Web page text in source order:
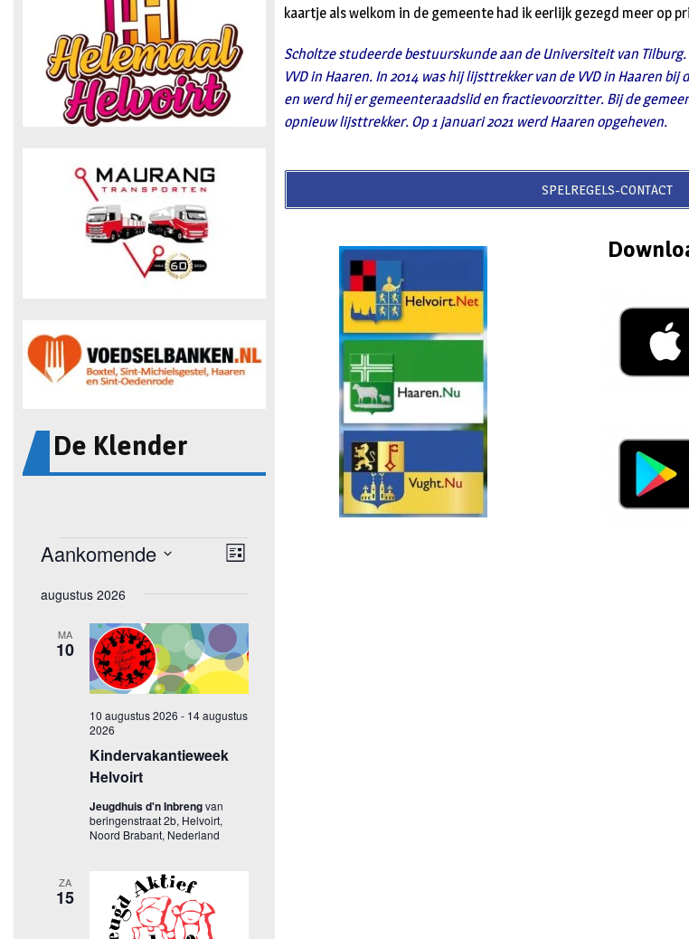
De Klender
kaartje als welkom in de gemeente had ik eerlijk gezegd meer op
Scholtze studeerde bestuurskunde aan de Universiteit van
VVD in Haaren. In 2014 was hij lijsttrekker van de VVD in Haaren
en werd hij er gemeenteraadslid en fractievoorzitter. Bij de
opnieuw lijsttrekker. Op 1 januari 2021 werd Haaren opgeheven.
SPELREGELS-CONTACT